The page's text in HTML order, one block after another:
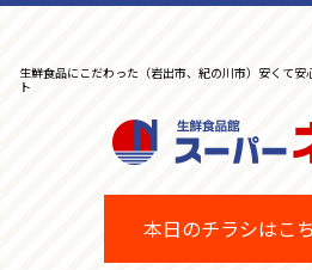
生鮮食品にこだわった（岩出市、紀の川市）安くて
ト
本日のチラシはこ